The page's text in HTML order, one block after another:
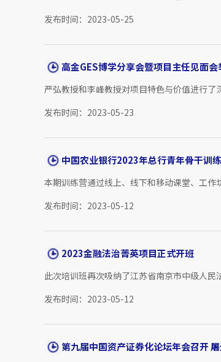
发布时间：2023-05-25
高金GES博学分享会暨项目主任见面会
严弘教授和李峰教授对项目特色与价值进行
发布时间：2023-05-23
中国农业银行2023年总行青年骨干训
本期训练营通过线上、线下和移动课堂、工
发布时间：2023-05-12
2023金融法治菁英项目正式开班
此次培训班再次吸纳了江苏省南京市中级人
发布时间：2023-05-12
第九届中国资产证券化论坛年会召开